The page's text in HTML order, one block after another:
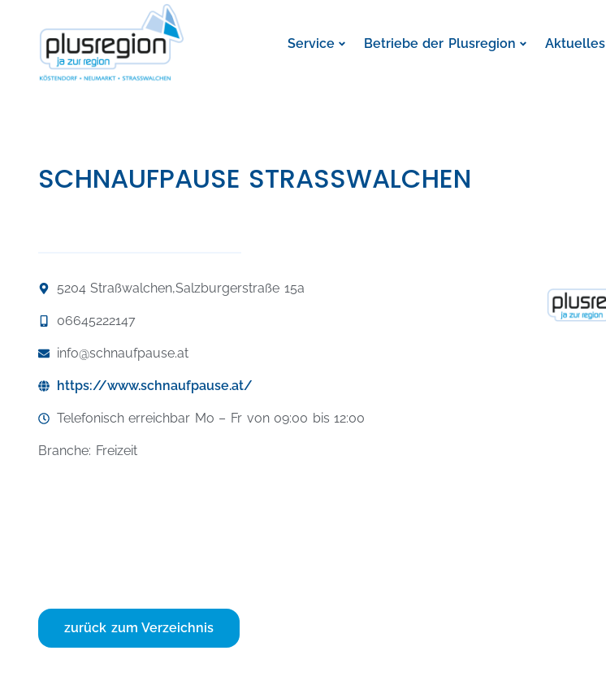
Service Betriebe der Plusregion Aktuelles
SCHNAUFPAUSE STRASSWALCHEN
5204 Straßwalchen,Salzburgerstraße 15a
06645222147
info@schnaufpause.at
https://www.schnaufpause.at/
Telefonisch erreichbar Mo – Fr von 09:00 bis 12:00
Branche: Freizeit
zurück zum Verzeichnis